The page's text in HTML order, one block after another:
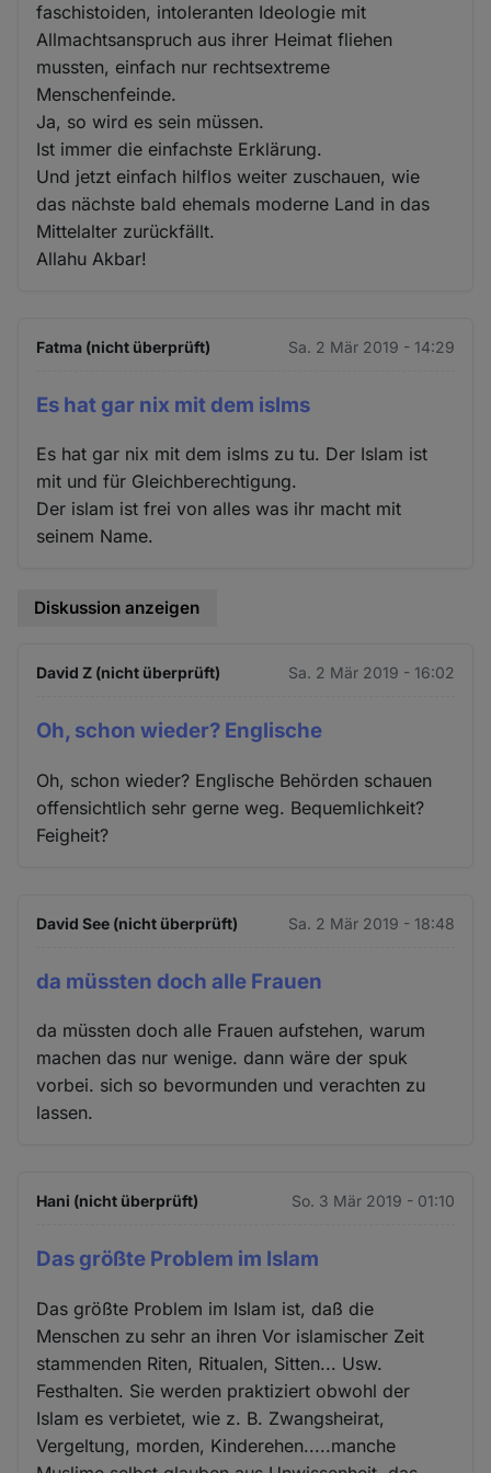
faschistoiden, intoleranten Ideologie mit
Allmachtsanspruch aus ihrer Heimat fliehen
mussten, einfach nur rechtsextreme
Menschenfeinde.
Ja, so wird es sein müssen.
Ist immer die einfachste Erklärung.
Und jetzt einfach hilflos weiter zuschauen, wie
das nächste bald ehemals moderne Land in das
Mittelalter zurückfällt.
Allahu Akbar!
Fatma (nicht überprüft) Sa. 2 Mär 2019 - 14:29
Es hat gar nix mit dem islms
Es hat gar nix mit dem islms zu tu. Der Islam ist
mit und für Gleichberechtigung.
Der islam ist frei von alles was ihr macht mit
seinem Name.
Diskussion anzeigen
David Z (nicht überprüft) Sa. 2 Mär 2019 - 16:02
Oh, schon wieder? Englische
Oh, schon wieder? Englische Behörden schauen
offensichtlich sehr gerne weg. Bequemlichkeit?
Feigheit?
David See (nicht überprüft) Sa. 2 Mär 2019 - 18:48
da müssten doch alle Frauen
da müssten doch alle Frauen aufstehen, warum
machen das nur wenige. dann wäre der spuk
vorbei. sich so bevormunden und verachten zu
lassen.
Hani (nicht überprüft) So. 3 Mär 2019 - 01:10
Das größte Problem im Islam
Das größte Problem im Islam ist, daß die
Menschen zu sehr an ihren Vor islamischer Zeit
stammenden Riten, Ritualen, Sitten... Usw.
Festhalten. Sie werden praktiziert obwohl der
Islam es verbietet, wie z. B. Zwangsheirat,
Vergeltung, morden, Kinderehen.....manche